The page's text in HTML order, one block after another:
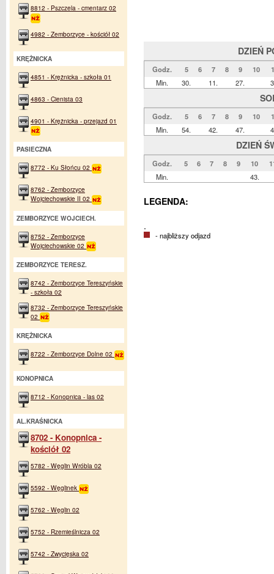
DZIEŃ
Godz. 5 6 7 8 9 10
Min.
30. 11. 27.
Godz. 5 6 7 8 9 10
Min.
54. 42. 47.
DZIEŃ
Godz. 5 6 7 8 9 10
Min.
43.
LEGENDA:
.
- najbliższy odjazd
8812 - Pszczela - cmentarz 02
4982 - Zemborzyce - kościół 02
KRĘŻNICKA
4851 - Krężnicka - szkoła 01
4863 - Cienista 03
4901 - Krężnicka - przejazd 01
PASIECZNA
8772 - Ku Słońcu 02
8762 - Zemborzyce
Wojciechowskie II 02
ZEMBORZYCE WOJCIECH.
8752 - Zemborzyce
Wojciechowskie 02
ZEMBORZYCE TERESZ.
8742 - Zemborzyce Tereszyńskie
- szkoła 02
8732 - Zemborzyce Tereszyńskie
02
KRĘŻNICKA
8722 - Zemborzyce Dolne 02
KONOPNICA
8712 - Konopnica - las 02
AL.KRAŚNICKA
8702 - Konopnica -
kościół 02
5782 - Węglin Wróbla 02
5592 - Węglinek
5762 - Węglin 02
5752 - Rzemieślnicza 02
5742 - Zwycięska 02